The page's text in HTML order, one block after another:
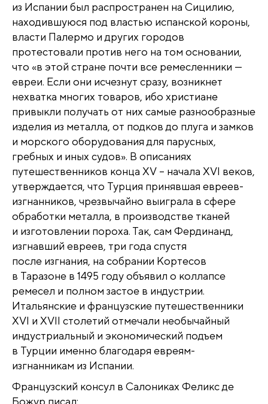
из Испании был распространен на Сицилию,
находившуюся под властью испанской короны,
власти Палермо и других городов
протестовали против него на том основании,
что «в этой стране почти все ремесленники —
евреи. Если они исчезнут сразу, возникнет
нехватка многих товаров, ибо христиане
привыкли получать от них самые разнообразные
изделия из металла, от подков до плуга и замков
и морского оборудования для парусных,
гребных и иных судов». В описаниях
путешественников конца XV – начала XVI веков,
утверждается, что Турция принявшая евреев-
изгнанников, чрезвычайно выиграла в сфере
обработки металла, в производстве тканей
и изготовлении пороха. Так, сам Фердинанд,
изгнавший евреев, три года спустя
после изгнания, на собрании Кортесов
в Таразоне в 1495 году объявил о коллапсе
ремесел и полном застое в индустрии.
Итальянские и французские путешественники
XVI и XVII столетий отмечали необычайный
индустриальный и экономический подъем
в Турции именно благодаря евреям-
изгнанникам из Испании.
Французский консул в Салониках Феликс де
Божур писал: